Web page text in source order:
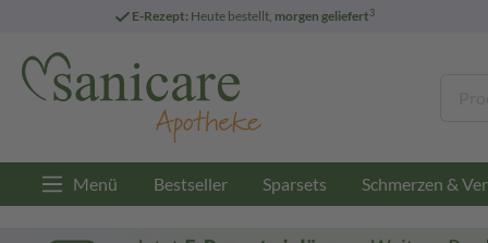
E-Rezept: Heute bestellt, morgen geliefert3
Menü Bestseller Sparsets Schmerzen &